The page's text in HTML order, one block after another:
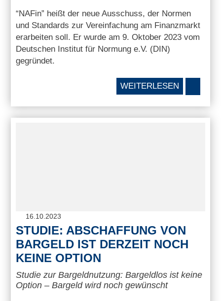
“NAFin” heißt der neue Ausschuss, der Normen
und Standards zur Vereinfachung am Finanzmarkt
erarbeiten soll. Er wurde am 9. Oktober 2023 vom
Deutschen Institut für Normung e.V. (DIN)
gegründet.
WEITERLESEN
16.10.2023
STUDIE: ABSCHAFFUNG VON
BARGELD IST DERZEIT NOCH
KEINE OPTION
Studie zur Bargeldnutzung: Bargeldlos ist keine
Option – Bargeld wird noch gewünscht